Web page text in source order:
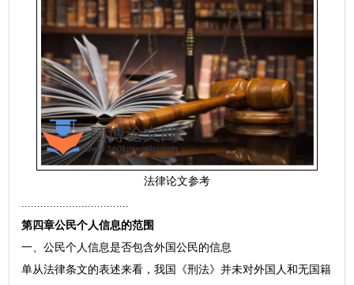
法律论文参考
..................................
第四章公民个人信息的范围
一、公民个人信息是否包含外国公民的信息
单从法律条文的表述来看，我国《刑法》并未对外国人和无国籍